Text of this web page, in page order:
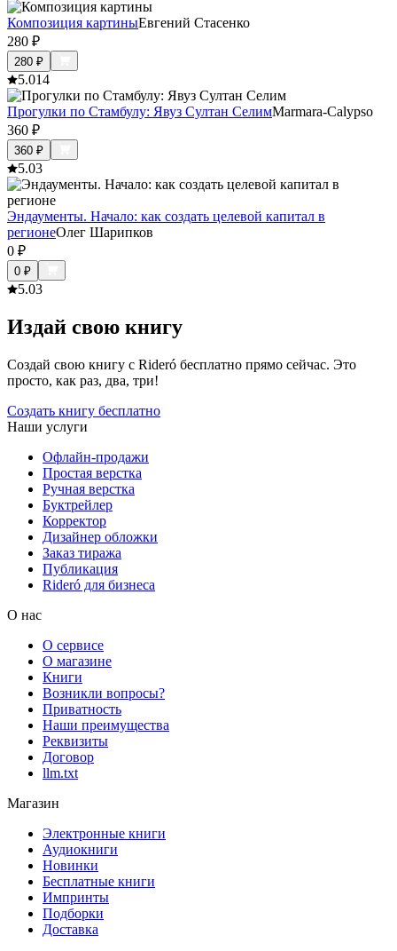
Композиция картиныЕвгений Стасенко
280 ₽
280 ₽
5.014
Прогулки по Стамбулу: Явуз Султан СелимMarmara-Calypso
360 ₽
360 ₽
5.03
Эндаументы. Начало: как создать целевой капитал в
регионеОлег Шарипков
0 ₽
0 ₽
5.03
Издай свою книгу
Создай свою книгу с Rideró бесплатно прямо сейчас. Это
просто, как раз, два, три!
Создать книгу бесплатно
Наши услуги
Офлайн-продажи
Простая верстка
Ручная верстка
Буктрейлер
Корректор
Дизайнер обложки
Заказ тиража
Публикация
Rideró для бизнеса
О нас
О сервисе
О магазине
Книги
Возникли вопросы?
Приватность
Наши преимущества
Реквизиты
Договор
llm.txt
Магазин
Электронные книги
Аудиокниги
Новинки
Бесплатные книги
Импринты
Подборки
Доставка